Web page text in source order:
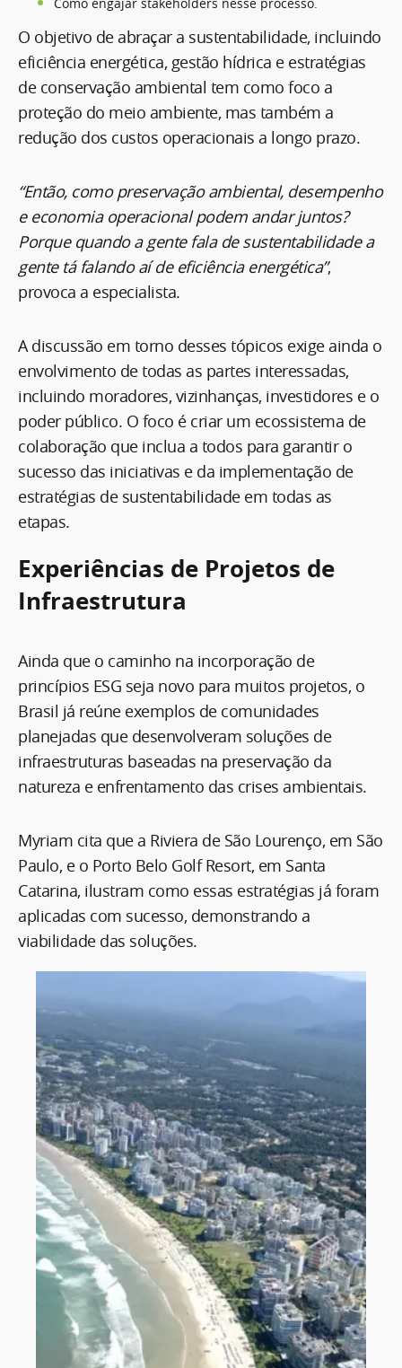
O objetivo de abraçar a sustentabilidade, incluindo
eficiência energética, gestão hídrica e estratégias
de conservação ambiental tem como foco a
proteção do meio ambiente, mas também a
redução dos custos operacionais a longo prazo.
“Então, como preservação ambiental, desempenho
e economia operacional podem andar juntos?
Porque quando a gente fala de sustentabilidade a
gente tá falando aí de eficiência energética”,
provoca a especialista.
A discussão em torno desses tópicos exige ainda o
envolvimento de todas as partes interessadas,
incluindo moradores, vizinhanças, investidores e o
poder público. O foco é criar um ecossistema de
colaboração que inclua a todos para garantir o
sucesso das iniciativas e da implementação de
estratégias de sustentabilidade em todas as
etapas.
Experiências de Projetos de
Infraestrutura
Ainda que o caminho na incorporação de
princípios ESG seja novo para muitos projetos, o
Brasil já reúne exemplos de comunidades
planejadas que desenvolveram soluções de
infraestruturas baseadas na preservação da
natureza e enfrentamento das crises ambientais.
Myriam cita que a Riviera de São Lourenço, em São
Paulo, e o Porto Belo Golf Resort, em Santa
Catarina, ilustram como essas estratégias já foram
aplicadas com sucesso, demonstrando a
viabilidade das soluções.